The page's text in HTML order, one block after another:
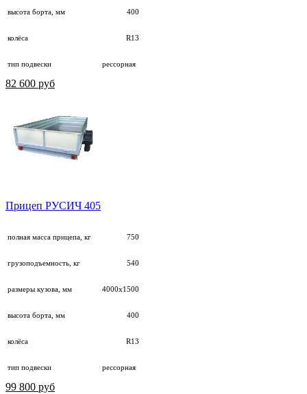
высота борта, мм 400
колёса R13
тип подвески рессорная
82 600 руб
Прицеп РУСИЧ 405
полная масса прицепа, кг 750
грузоподъемность, кг 540
размеры кузова, мм 4000х1500
высота борта, мм 400
колёса R13
тип подвески рессорная
99 800 руб